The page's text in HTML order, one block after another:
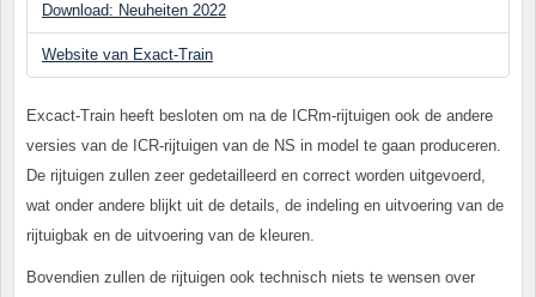
Download: Neuheiten 2022
Website van Exact-Train
Excact-Train heeft besloten om na de ICRm-rijtuigen ook de andere
versies van de ICR-rijtuigen van de NS in model te gaan produceren.
De rijtuigen zullen zeer gedetailleerd en correct worden uitgevoerd,
wat onder andere blijkt uit de details, de indeling en uitvoering van de
rijtuigbak en de uitvoering van de kleuren.
Bovendien zullen de rijtuigen ook technisch niets te wensen over